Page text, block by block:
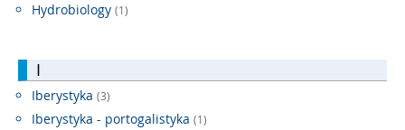
Hydrobiology (1)
I
Iberystyka (3)
Iberystyka - portogalistyka (1)